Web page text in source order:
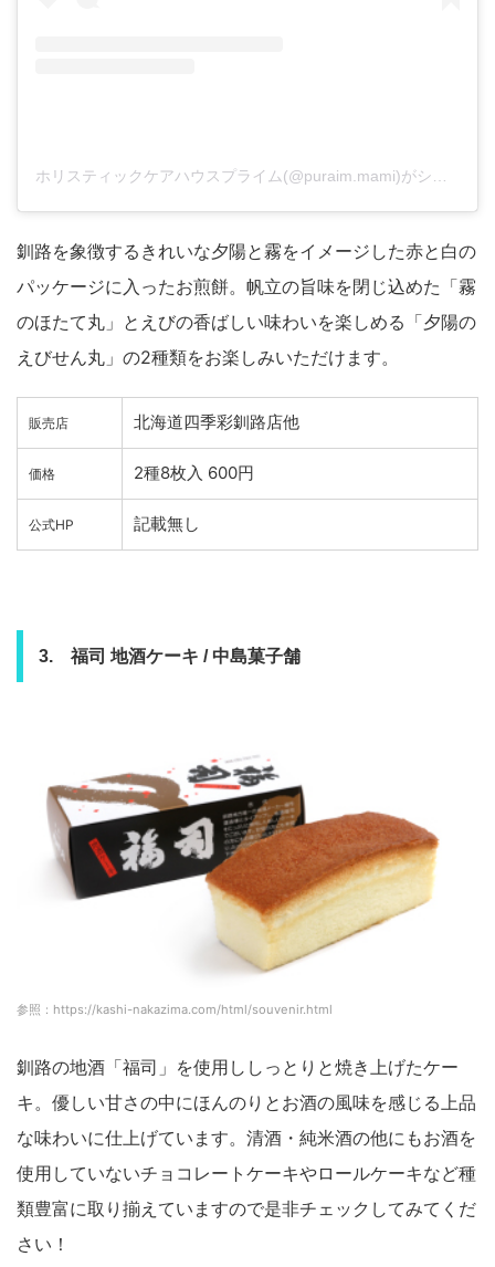
釧路を象徴するきれいな夕陽と霧をイメージした赤と白の
パッケージに入ったお煎餅。帆立の旨味を閉じ込めた「霧
のほたて丸」とえびの香ばしい味わいを楽しめる「夕陽の
えびせん丸」の2種類をお楽しみいただけます。
販売店 北海道四季彩釧路店他
価格 2種8枚入 600円
公式HP 記載無し
3. 福司 地酒ケーキ / 中島菓子舗
参照：https://kashi-nakazima.com/html/souvenir.html
釧路の地酒「福司」を使用ししっとりと焼き上げたケー
キ。優しい甘さの中にほんのりとお酒の風味を感じる上品
な味わいに仕上げています。清酒・純米酒の他にもお酒を
使用していないチョコレートケーキやロールケーキなど種
類豊富に取り揃えていますので是非チェックしてみてくだ
さい！